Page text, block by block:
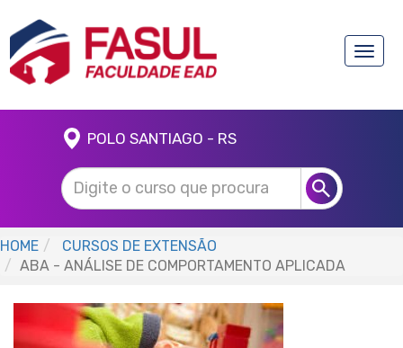
Toggle
POLO SANTIAGO - RS
HOME
CURSOS DE EXTENSÃO
ABA - ANÁLISE DE COMPORTAMENTO APLICADA